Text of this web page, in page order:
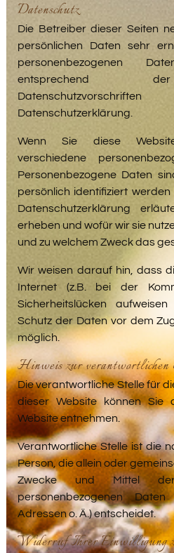
Datenschutz
Die Betreiber dieser Seiten
persönlichen Daten sehr
personenbezogenen
entsprechend
Datenschutzerklärung.
Wenn Sie diese
verschiedene
Personenbezogene Daten
persönlich identifiziert
Datenschutzerklärung
erheben und wofür wir sie
und zu welchem Zweck das
Wir weisen darauf hin, dass
Internet (z.B. bei der
Sicherheitslücken
Schutz der Daten vor dem
möglich.
Hinweis zur verantwortlichen
Die verantwortliche Stelle für
dieser Website können Sie
Website entnehmen.
Verantwortliche Stelle ist die
Person, die allein oder
Zwecke und Mittel
personenbezogenen
Adressen o. Ä.) entscheidet.
Widerruf Ihrer Einwilligung